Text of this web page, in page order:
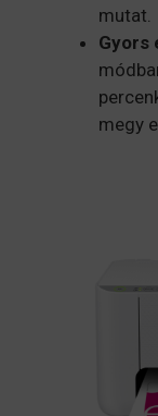
mutat.
Gyors
megy